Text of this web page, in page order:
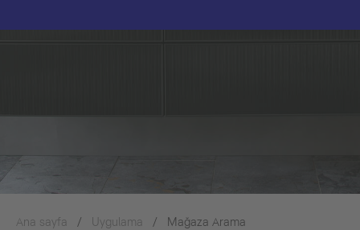
Ana sayfa Uygulama Mağaza Arama